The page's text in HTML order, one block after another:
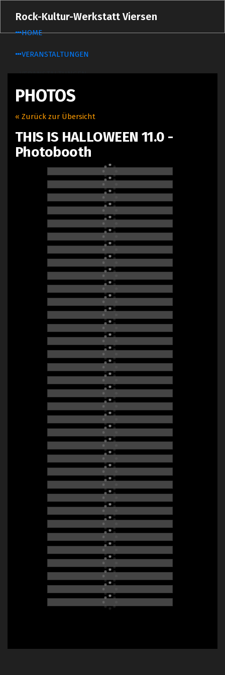
InhaltRock-Kultur-Werkstatt Viersen
HOME
VERANSTALTUNGEN
VERANSTALTUNGEN
TICKETS
MIETEN
ÜBER UNS
ÜBER UNS
DER VEREIN
DER VORSTAND
CREWMITGLIEDER GESUCHT
KONTAKT
PHOTOS
« Zurück zur Übersicht
THIS IS HALLOWEEN 11.0 -
Photobooth